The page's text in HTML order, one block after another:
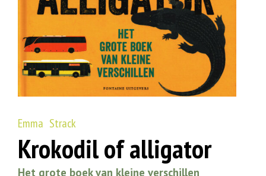
Emma Strack
Krokodil of alligator
Het grote boek van kleine verschillen